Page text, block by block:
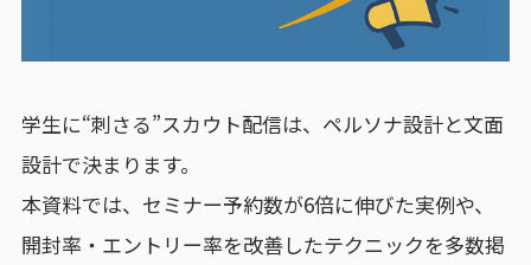
学生に“刺さる”スカウト配信は、ペルソナ設計と文面
設計で決まります。
本資料では、セミナー予約数が6倍に伸びた実例や、
開封率・エントリー率を改善したテクニックを多数掲